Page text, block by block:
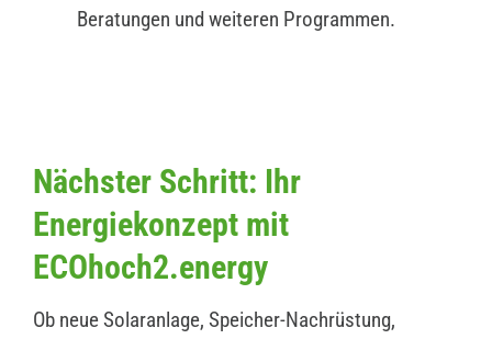
Beratungen und weiteren Programmen.
Nächster Schritt: Ihr
Energiekonzept mit
ECOhoch2.energy
Ob neue Solaranlage, Speicher-Nachrüstung,